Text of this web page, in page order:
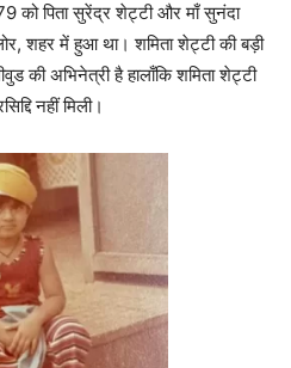
को पिता सुरेंद्र शेट्टी और माँ सुनंदा
शहर में हुआ था। शमिता शेट्टी की बड़ी
की अभिनेत्री है हालाँकि शमिता शेट्टी
नहीं मिली।